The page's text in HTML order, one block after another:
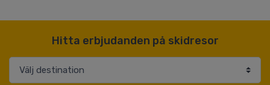
Hitta erbjudanden på skidresor